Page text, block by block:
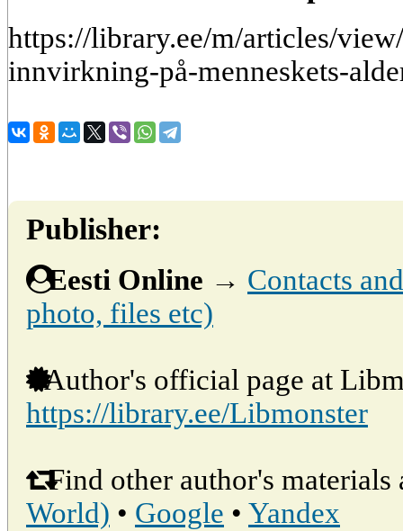
https://library.ee/m/articles/
innvirkning-på-menneskets-
Publisher:
Eesti Online → Contacts
photo, files etc)
Author's official page at
https://library.ee/Libmonster
Find other author's materials
World) • Google • Yandex